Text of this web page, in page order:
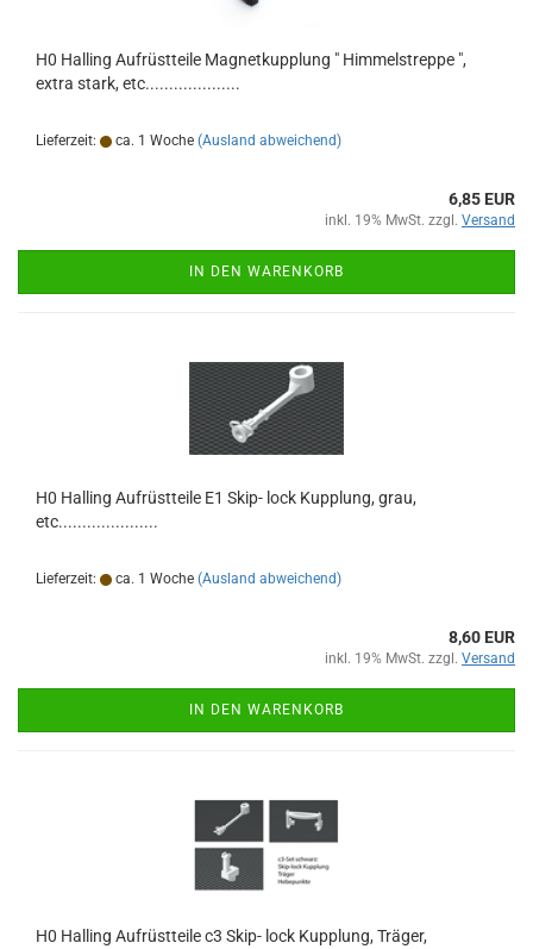
H0 Halling Aufrüstteile Magnetkupplung " Himmelstreppe ",
extra stark, etc....................
Lieferzeit: ca. 1 Woche (Ausland abweichend)
6,85 EUR
inkl. 19% MwSt. zzgl. Versand
IN DEN WARENKORB
H0 Halling Aufrüstteile E1 Skip- lock Kupplung, grau,
etc.....................
Lieferzeit: ca. 1 Woche (Ausland abweichend)
8,60 EUR
inkl. 19% MwSt. zzgl. Versand
IN DEN WARENKORB
H0 Halling Aufrüstteile c3 Skip- lock Kupplung, Träger,